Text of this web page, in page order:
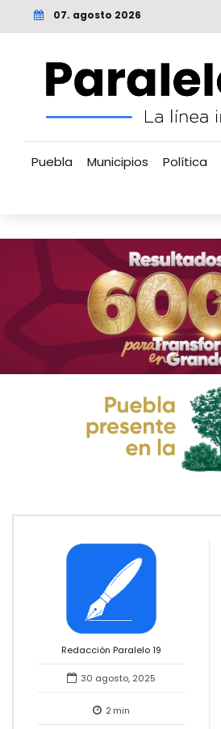
07. agosto 2026
Puebla Municipios Política
Redacción Paralelo 19
30 agosto, 2025
2 min